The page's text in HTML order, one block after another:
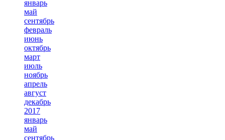
январь
май
сентябрь
февраль
июнь
октябрь
март
июль
ноябрь
апрель
август
декабрь
2017
январь
май
сентябрь